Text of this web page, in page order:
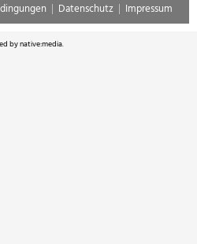
Datenschutz Impressum
bynative:media.